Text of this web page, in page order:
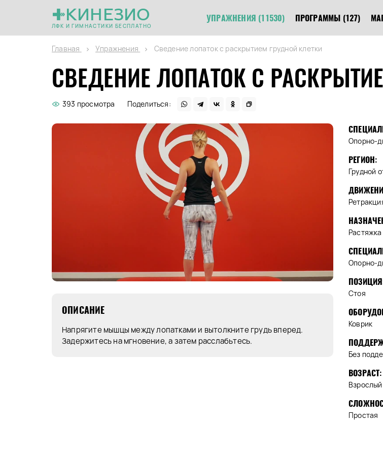
КИНЕЗИО
ЛФК И ГИМНАСТИКИ БЕСПЛАТНО
УПРАЖНЕНИЯ (11530) ПРОГРАММЫ (127)
Главная Упражнения Сведение лопаток с раскрытием грудной клетки
СВЕДЕНИЕ ЛОПАТОК С
393 просмотра Поделиться:
ОПИСАНИЕ
Напрягите мышцы между лопатками и вытолкните грудь вперед.
Задержитесь на мгновение, а затем расслабьтесь.
Опорно-
РЕГИОН:
Грудной
Опорно-
Стоя
Коврик
Без
ВОЗРАСТ:
Взрослый
Простая